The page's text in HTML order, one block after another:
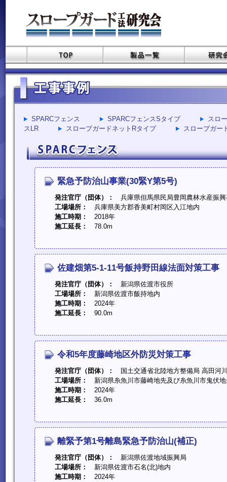
SPARCフェンス SPARCフェンスSタイプ
スロ
スLR
スロープガードネットRタイプ スロープガー
緊急予防治山事業(30緊Y第5号)
発注官庁（団体）：
兵庫県但馬県民局豊岡農林水産振
工場場所：
兵庫県美方郡香美町村岡区入江地内
施工時期：
2018年
施工延長：
78.0m
佐建畑第5-1-11号飯持野田線法面対策工事
発注官庁（団体）：
新潟県佐渡市役所
工場場所：
新潟県佐渡市飯持地内
施工時期：
2024年
施工延長：
90.0m
令和5年度藤崎地区外防災対策工事
発注官庁（団体）：
国土交通省北陸地方整備局 高田河
工場場所：
新潟県糸魚川市藤崎地先及び糸魚川市鬼伏
施工時期：
2024年
施工延長：
36.0m
離緊予第1号離島緊急予防治山(補正)
発注官庁（団体）：
新潟県佐渡地域振興局
工場場所：
新潟県佐渡市石名(北)地内
施工時期：
2024年